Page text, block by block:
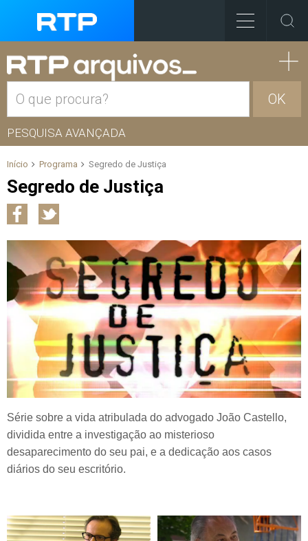
OK
PESQUISA AVANÇADA
Início Programa Segredo de Justiça
Segredo de Justiça
Série sobre a vida atribulada do advogado João Castello,
dividida entre a investigação ao misterioso
desaparecimento do seu pai, e a dedicação aos casos
diários do seu escritório.